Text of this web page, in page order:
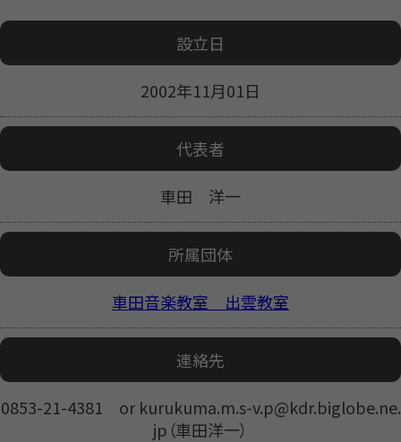
設立日
2002年11月01日
代表者
車田 洋一
所属団体
車田音楽教室 出雲教室
連絡先
0853-21-4381 or kurukuma.m.s-v.p@kdr.biglobe.ne.
jp（車田洋一）